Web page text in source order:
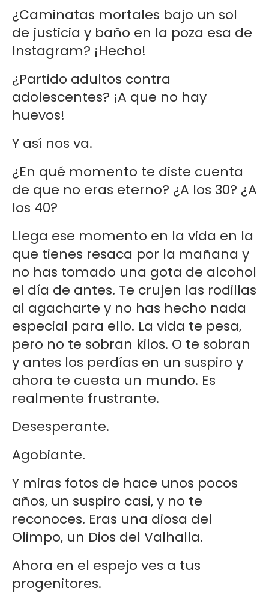
¿Caminatas mortales bajo un sol
de justicia y baño en la poza esa de
Instagram? ¡Hecho!
¿Partido adultos contra
adolescentes? ¡A que no hay
huevos!
Y así nos va.
¿En qué momento te diste cuenta
de que no eras eterno? ¿A los 30? ¿A
los 40?
Llega ese momento en la vida en la
que tienes resaca por la mañana y
no has tomado una gota de alcohol
el día de antes. Te crujen las rodillas
al agacharte y no has hecho nada
especial para ello. La vida te pesa,
pero no te sobran kilos. O te sobran
y antes los perdías en un suspiro y
ahora te cuesta un mundo. Es
realmente frustrante.
Desesperante.
Agobiante.
Y miras fotos de hace unos pocos
años, un suspiro casi, y no te
reconoces. Eras una diosa del
Olimpo, un Dios del Valhalla.
Ahora en el espejo ves a tus
progenitores.